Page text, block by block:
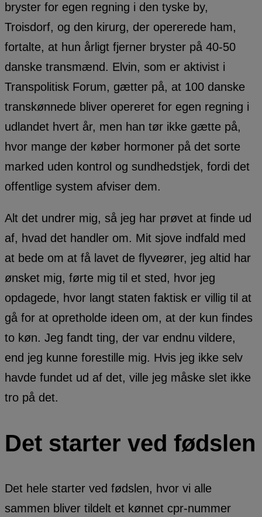
bryster for egen regning i den tyske by,
Troisdorf, og den kirurg, der opererede ham,
fortalte, at hun årligt fjerner bryster på 40-50
danske transmænd. Elvin, som er aktivist i
Transpolitisk Forum, gætter på, at 100 danske
transkønnede bliver opereret for egen regning i
udlandet hvert år, men han tør ikke gætte på,
hvor mange der køber hormoner på det sorte
marked uden kontrol og sundhedstjek, fordi det
offentlige system afviser dem.
Alt det undrer mig, så jeg har prøvet at finde ud
af, hvad det handler om. Mit sjove indfald med
at bede om at få lavet de flyveører, jeg altid har
ønsket mig, førte mig til et sted, hvor jeg
opdagede, hvor langt staten faktisk er villig til at
gå for at opretholde ideen om, at der kun findes
to køn. Jeg fandt ting, der var endnu vildere,
end jeg kunne forestille mig. Hvis jeg ikke selv
havde fundet ud af det, ville jeg måske slet ikke
tro på det.
Det starter ved fødslen
Det hele starter ved fødslen, hvor vi alle
sammen bliver tildelt et kønnet cpr-nummer